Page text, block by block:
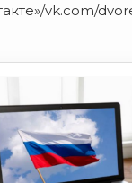
vk.com/